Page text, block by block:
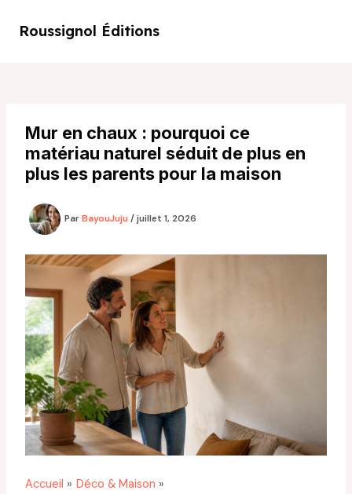
Roussignol Éditions
Mur en chaux : pourquoi ce
matériau naturel séduit de plus en
plus les parents pour la maison
ParBayouJuju /juillet 1, 2026
Accueil
Déco & Maison